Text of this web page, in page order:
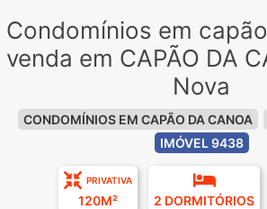
Condomínios em
venda em CAPÃO DA
Nova
CONDOMÍNIOS EM CAPÃO DA CANOA
IMÓVEL 9438
PRIVATIVA
120M² 2 DORMITÓRIOS